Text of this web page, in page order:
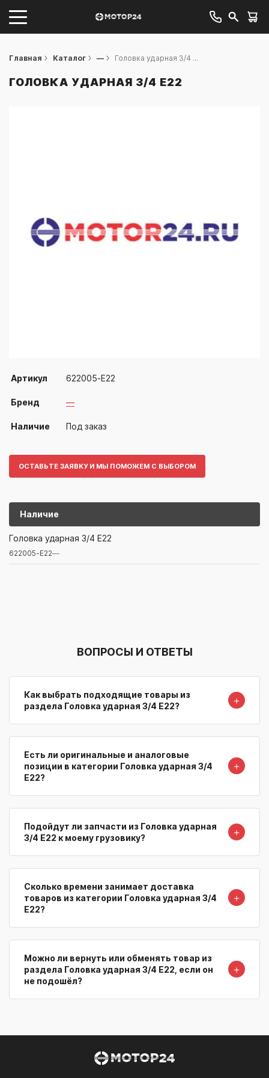
Главная Каталог — Головка ударная 3/4 ...
ГОЛОВКА УДАРНАЯ 3/4 Е22
Артикул 622005-Е22
Бренд —
Наличие Под заказ
ОСТАВЬТЕ ЗАЯВКУ И МЫ ПОМОЖЕМ С ВЫБОРОМ
Наличие
Артикул/Бренд
622005-Е22—
Головка ударная 3/4 Е22
622005-Е22—
ВОПРОСЫ И ОТВЕТЫ
Как выбрать подходящие товары из
раздела Головка ударная 3/4 Е22?
＋
Есть ли оригинальные и аналоговые
позиции в категории Головка ударная 3/4
Е22?
＋
Подойдут ли запчасти из Головка ударная
3/4 Е22 к моему грузовику?
＋
Сколько времени занимает доставка
товаров из категории Головка ударная 3/4
Е22?
＋
Можно ли вернуть или обменять товар из
раздела Головка ударная 3/4 Е22, если он
не подошёл?
＋